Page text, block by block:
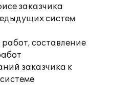
заказчика
систем
составление
заказчика к